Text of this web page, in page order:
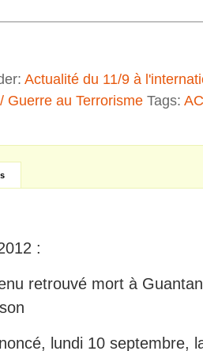
Actualité du 11/9 à
Guerre au Terrorisme Tags:
:
retrouvé mort à
lundi 10 septembre,